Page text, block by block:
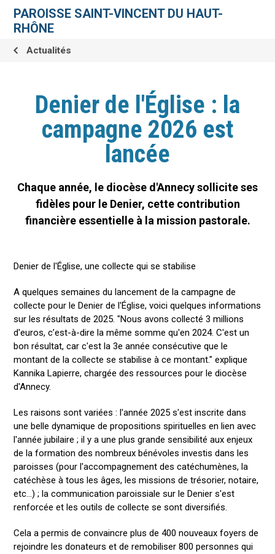
contenu.
navigation
personnelsPAROISSE SAINT-VINCENT DU HAUT-
RHÔNE
Actualités
Denier de l'Église : la
campagne 2026 est
lancée
Chaque année, le diocèse d'Annecy sollicite ses
fidèles pour le Denier, cette contribution
financière essentielle à la mission pastorale.
Denier de l'Église, une collecte qui se stabilise
A quelques semaines du lancement de la campagne de
collecte pour le Denier de l'Église, voici quelques informations
sur les résultats de 2025. "Nous avons collecté 3 millions
d'euros, c’est-à-dire la même somme qu'en 2024. C'est un
bon résultat, car c'est la 3e année consécutive que le
montant de la collecte se stabilise à ce montant." explique
Kannika Lapierre, chargée des ressources pour le diocèse
d'Annecy.
Les raisons sont variées : l'année 2025 s'est inscrite dans
une belle dynamique de propositions spirituelles en lien avec
l'année jubilaire ; il y a une plus grande sensibilité aux enjeux
de la formation des nombreux bénévoles investis dans les
paroisses (pour l'accompagnement des catéchumènes, la
catéchèse à tous les âges, les missions de trésorier, notaire,
etc…) ; la communication paroissiale sur le Denier s'est
renforcée et les outils de collecte se sont diversifiés.
Cela a permis de convaincre plus de 400 nouveaux foyers de
rejoindre les donateurs et de remobiliser 800 personnes qui